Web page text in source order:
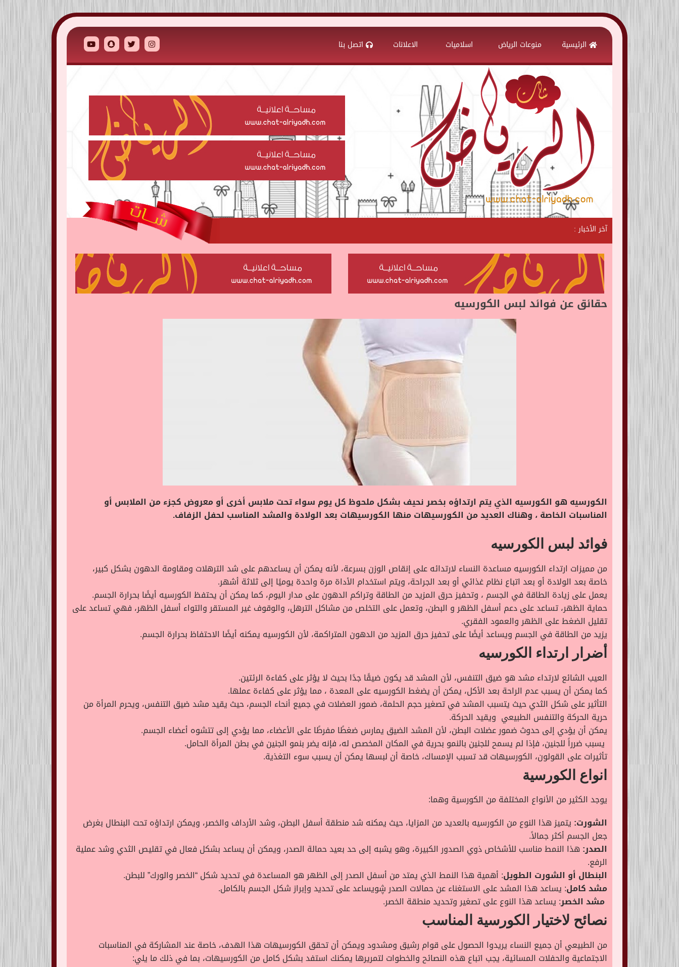
to
الرئيسية منوعات الرياض اسلاميات الاعلانات اتصل بنا
آخر الأخبار :
حقائق عن فوائد لبس الكورسيه
الكورسيه هو الكورسيه الذي يتم ارتداؤه بخصر نحيف بشكل ملحوظ كل يوم سواء تحت ملابس أخرى أو معروض كجزء من الملابس أو
المناسبات الخاصة ، وهناك العديد من الكورسيهات منها الكورسيهات بعد الولادة والمشد المناسب لحفل الزفاف.
فوائد لبس الكورسيه
من مميزات ارتداء الكورسيه مساعدة النساء لارتدائه على إنقاص الوزن بسرعة، لأنه يمكن أن يساعدهم على شد الترهلات ومقاومة الدهون بشكل كبير،
خاصة بعد الولادة أو بعد اتباع نظام غذائي أو بعد الجراحة، ويتم استخدام الأداة مرة واحدة يوميًا إلى ثلاثة أشهر.
يعمل على زيادة الطاقة في الجسم ، وتحفيز حرق المزيد من الطاقة وتراكم الدهون على مدار اليوم، كما يمكن أن يحتفظ الكورسيه أيضًا بحرارة الجسم.
حماية الظهر، تساعد على دعم أسفل الظهر و البطن، وتعمل على التخلص من مشاكل الترهل، والوقوف غير المستقر والتواء أسفل الظهر، فهي تساعد على
تقليل الضغط على الظهر والعمود الفقري.
يزيد من الطاقة في الجسم ويساعد أيضًا على تحفيز حرق المزيد من الدهون المتراكمة، لأن الكورسيه يمكنه أيضًا الاحتفاظ بحرارة الجسم.
أضرار ارتداء الكورسيه
العيب الشائع لارتداء مشد هو ضيق التنفس، لأن المشد قد يكون ضيقًا جدًا بحيث لا يؤثر على كفاءة الرئتين.
كما يمكن أن يسبب عدم الراحة بعد الأكل، يمكن أن يضغط الكورسيه على المعدة ، مما يؤثر على كفاءة عملها.
التأثير على شكل الثدي حيث يتسبب المشد في تصغير حجم الحلمة، ضمور العضلات في جميع أنحاء الجسم، حيث يقيد مشد ضيق التنفس، ويحرم المرأة من
حرية الحركة والتنفس الطبيعي ويقيد الحركة.
يمكن أن يؤدي إلى حدوث ضمور عضلات البطن، لأن المشد الضيق يمارس ضغطًا مفرطًا على الأعضاء، مما يؤدي إلى تتشوه أعضاء الجسم.
يسبب ضرراً للجنين، فإذا لم يسمح للجنين بالنمو بحرية في المكان المخصص له، فإنه يضر بنمو الجنين في بطن المرأة الحامل.
تأثيرات على القولون، الكورسيهات قد تسبب الإمساك، خاصة أن لبسها يمكن أن يسبب سوء التغذية.
انواع الكورسية
يوجد الكثير من الأنواع المختلفة من الكورسية وهما:
الشورت: يتميز هذا النوع من الكورسيه بالعديد من المزايا، حيث يمكنه شد منطقة أسفل البطن، وشد الأرداف والخصر، ويمكن ارتداؤه تحت البنطال بغرض
جعل الجسم أكثر جمالاً.
الصدر: هذا النمط مناسب للأشخاص ذوي الصدور الكبيرة، وهو يشبه إلى حد بعيد حمالة الصدر، ويمكن أن يساعد بشكل فعال في تقليص الثدي وشد عملية
الرفع.
البنطال أو الشورت الطويل: أهمية هذا النمط الذي يمتد من أسفل الصدر إلى الظهر هو المساعدة في تحديد شكل “الخصر والورك” للبطن.
مشد كامل: يساعد هذا المشد على الاستغناء عن حمالات الصدر ڜويساعد على تحديد وإبراز شكل الجسم بالكامل.
مشد الخصر: يساعد هذا النوع على تصغير وتحديد منطقة الخصر.
نصائح لاختيار الكورسية المناسب
من الطبيعي أن جميع النساء يريدوا الحصول على قوام رشيق ومشدود ويمكن أن تحقق الكورسيهات هذا الهدف، خاصة عند المشاركة في المناسبات
الاجتماعية والحفلات المسائية، يجب اتباع هذه النصائح والخطوات لتمريرها يمكنك استفد بشكل كامل من الكورسيهات، بما في ذلك ما يلي: